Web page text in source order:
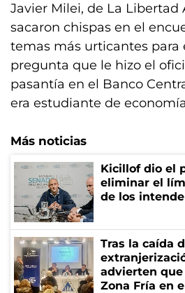
Javier Milei, de La Libertad
sacaron chispas en el
temas más urticantes para
pregunta que le hizo el
pasantía en el Banco
era estudiante de
Más noticias
Kicillof dio el
eliminar el
de los
Tras la caída
advierten
Zona Fría en